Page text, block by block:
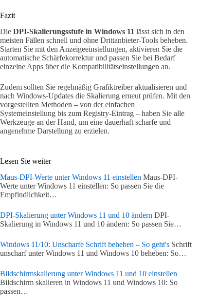
Fazit
Die DPI-Skalierungsstufe in Windows 11 lässt sich in den
meisten Fällen schnell und ohne Drittanbieter-Tools beheben.
Starten Sie mit den Anzeigeeinstellungen, aktivieren Sie die
automatische Schärfekorrektur und passen Sie bei Bedarf
einzelne Apps über die Kompatibilitätseinstellungen an.
Zudem sollten Sie regelmäßig Grafiktreiber aktualisieren und
nach Windows-Updates die Skalierung erneut prüfen. Mit den
vorgestellten Methoden – von der einfachen
Systemeinstellung bis zum Registry-Eintrag – haben Sie alle
Werkzeuge an der Hand, um eine dauerhaft scharfe und
angenehme Darstellung zu erzielen.
Lesen Sie weiter
Maus-DPI-Werte unter Windows 11 einstellen Maus-DPI-
Werte unter Windows 11 einstellen: So passen Sie die
Empfindlichkeit…
DPI-Skalierung unter Windows 11 und 10 ändern DPI-
Skalierung in Windows 11 und 10 ändern: So passen Sie…
Windows 11/10: Unscharfe Schrift beheben – So geht's Schrift
unscharf unter Windows 11 und Windows 10 beheben: So…
Bildschirmskalierung unter Windows 11 und 10 einstellen
Bildschirm skalieren in Windows 11 und Windows 10: So
passen…